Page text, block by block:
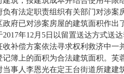
有法定职责组织有关部门对涉案
府已对涉案房屋的建筑面积作出
年12月5日以留置送达方式送
补偿方案依法寻求权利救济中一
簿上的面积为合法建筑面积。芙
事人李恩光在定王台街道所建